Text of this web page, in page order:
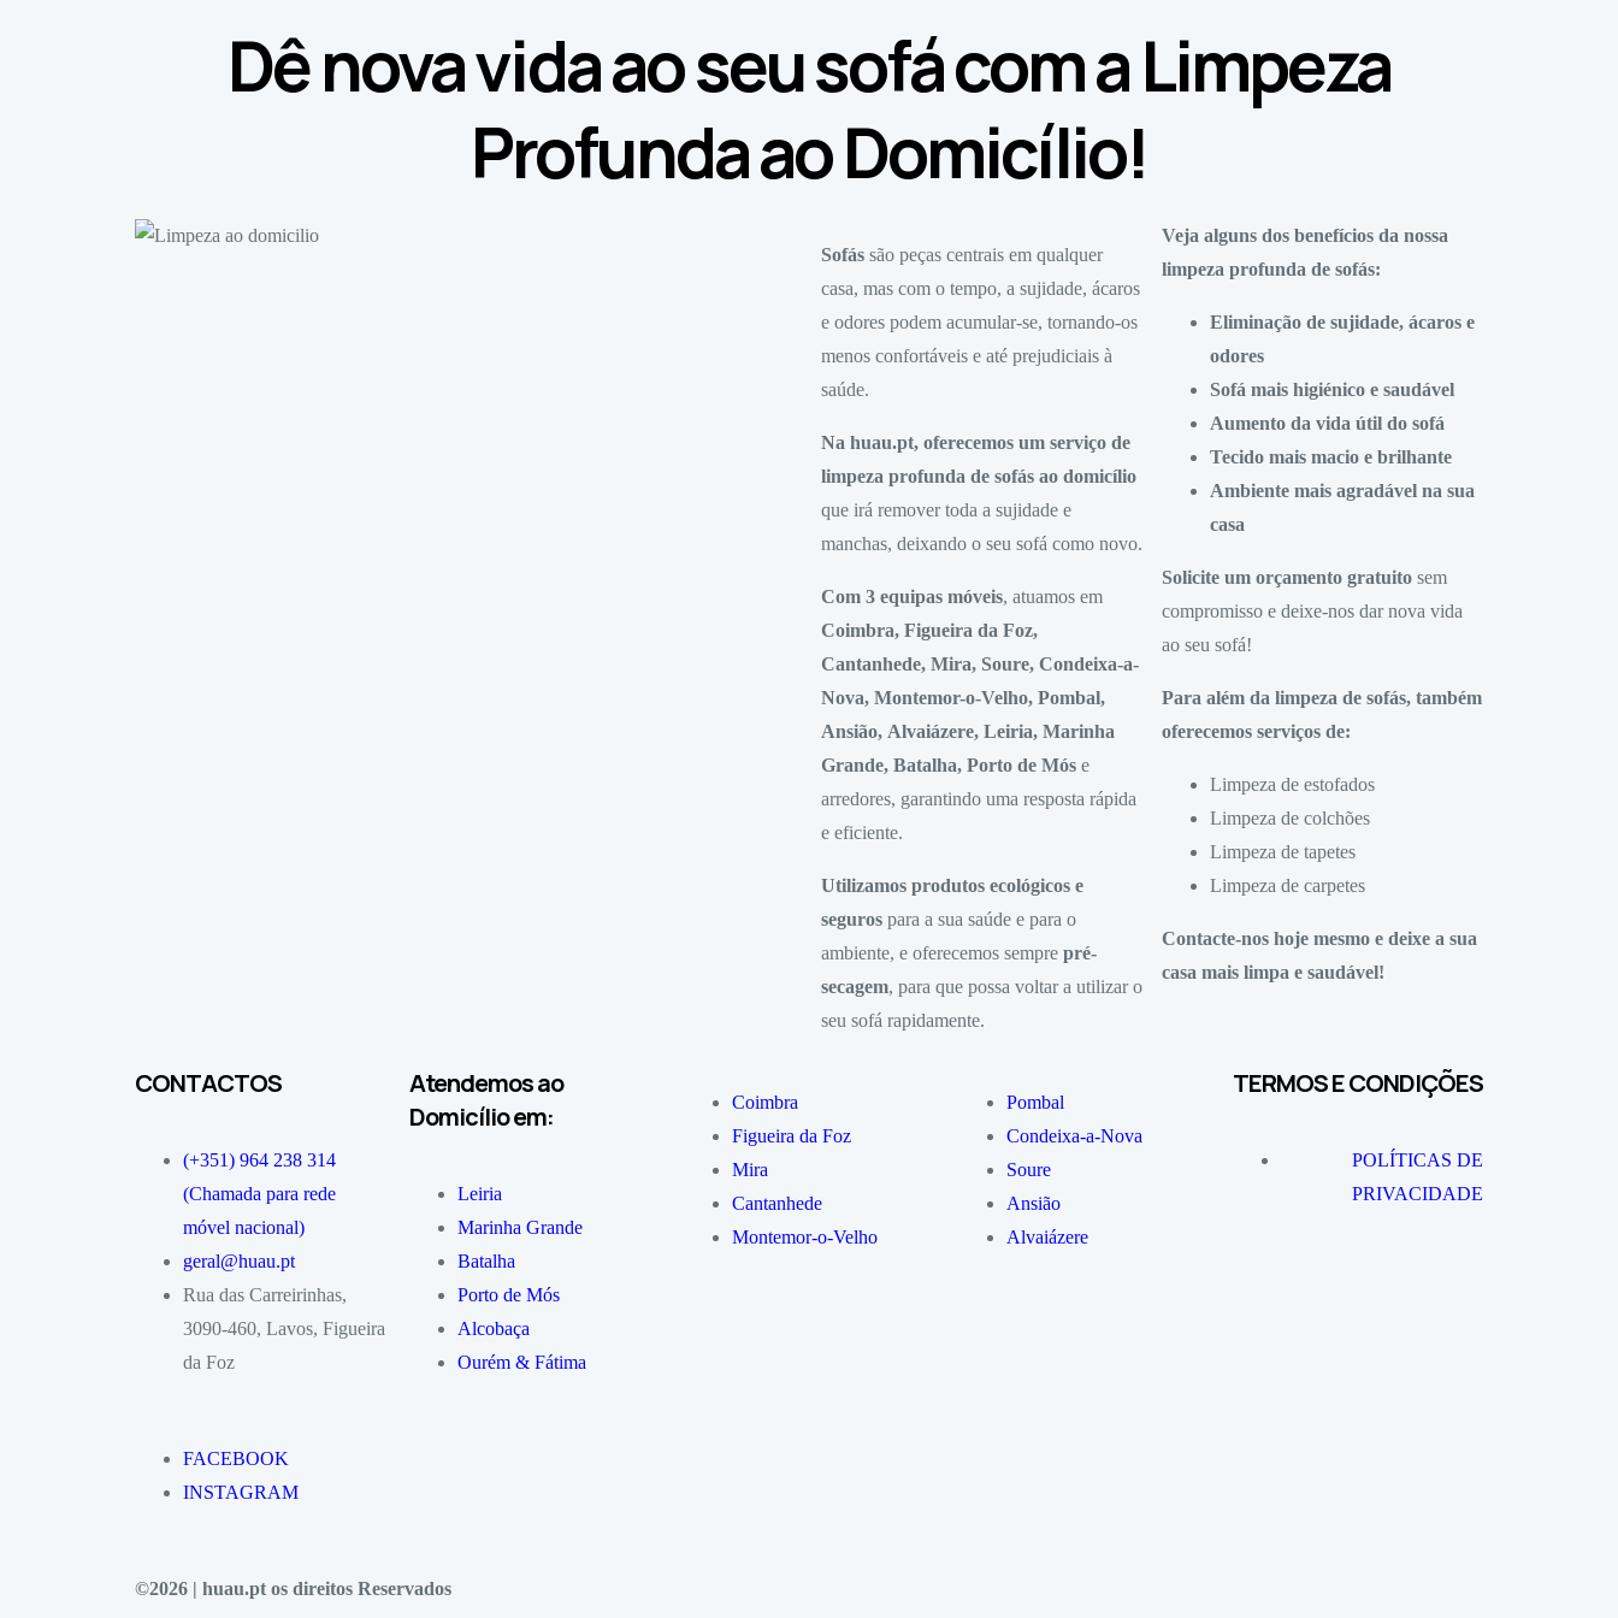
Dê nova vida ao seu sofá com a Limpeza
Profunda ao Domicílio!
Sofás são peças centrais em qualquer
casa, mas com o tempo, a sujidade, ácaros
e odores podem acumular-se, tornando-os
menos confortáveis e até prejudiciais à
saúde.
Na huau.pt, oferecemos um serviço de
limpeza profunda de sofás ao domicílio
que irá remover toda a sujidade e
manchas, deixando o seu sofá como novo.
Com 3 equipas móveis, atuamos em
Coimbra, Figueira da Foz,
Cantanhede, Mira, Soure, Condeixa-a-
Nova, Montemor-o-Velho, Pombal,
Ansião, Alvaiázere, Leiria, Marinha
Grande, Batalha, Porto de Mós e
arredores, garantindo uma resposta rápida
e eficiente.
Utilizamos produtos ecológicos e
seguros para a sua saúde e para o
ambiente, e oferecemos sempre pré-
secagem, para que possa voltar a utilizar o
seu sofá rapidamente.
Veja alguns dos benefícios da nossa
limpeza profunda de sofás:
Eliminação de sujidade, ácaros e
odores
Sofá mais higiénico e saudável
Aumento da vida útil do sofá
Tecido mais macio e brilhante
Ambiente mais agradável na sua
casa
Solicite um orçamento gratuito sem
compromisso e deixe-nos dar nova vida
ao seu sofá!
Para além da limpeza de sofás, também
oferecemos serviços de:
Limpeza de estofados
Limpeza de colchões
Limpeza de tapetes
Limpeza de carpetes
Contacte-nos hoje mesmo e deixe a sua
casa mais limpa e saudável!
CONTACTOS
(+351) 964 238 314
(Chamada para rede
móvel nacional)
geral@huau.pt
Rua das Carreirinhas,
3090-460, Lavos, Figueira
da Foz
FACEBOOK
INSTAGRAM
Atendemos ao
Domicílio em:
Leiria
Marinha Grande
Batalha
Porto de Mós
Alcobaça
Ourém & Fátima
Coimbra
Figueira da Foz
Mira
Cantanhede
Montemor-o-Velho
Pombal
Condeixa-a-Nova
Soure
Ansião
Alvaiázere
TERMOS E CONDIÇÕES
POLÍTICAS DE
PRIVACIDADE
©2026 | huau.pt os direitos Reservados